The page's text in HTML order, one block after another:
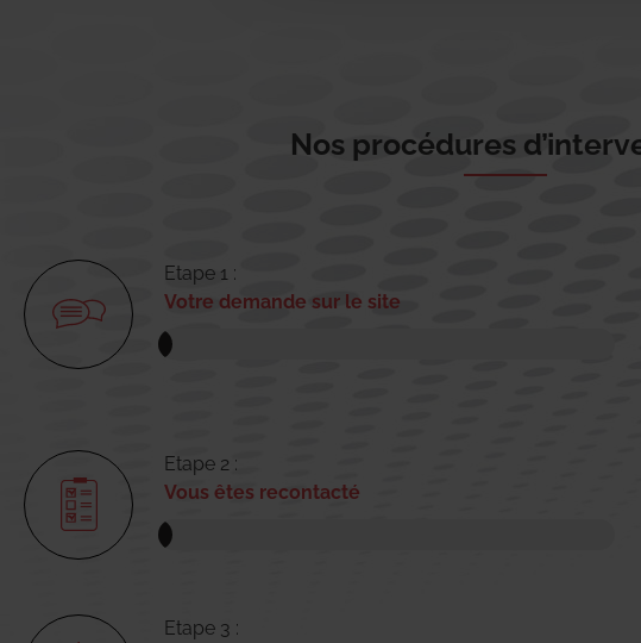
Nos procédures
Etape 1 :
Votre demande sur le site
Etape 2 :
Vous êtes recontacté
Etape 3 :